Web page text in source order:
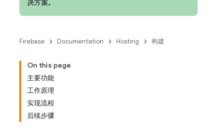
决方案。
Firebase Documentation Hosting 构建
On this page
主要功能
工作原理
实现流程
后续步骤